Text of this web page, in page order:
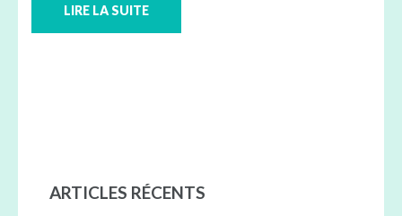
LIRE LA SUITE
ARTICLES RÉCENTS